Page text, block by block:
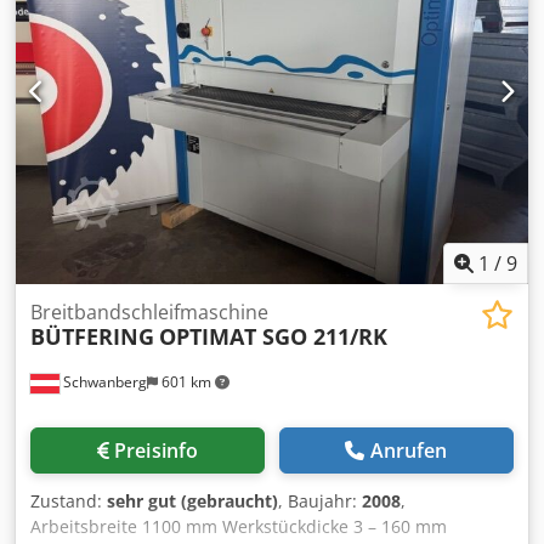
1 /9
Schwanberg 601 km
Breitbandschleifmaschine
BÜTFERING OPTIMAT SGO 211/RK
Preisinfo Anrufen
Zustand: sehr gut (gebraucht), Baujahr: 2008,
Arbeitsbreite 1100 mm Werkstückdicke 3 – 160 mm